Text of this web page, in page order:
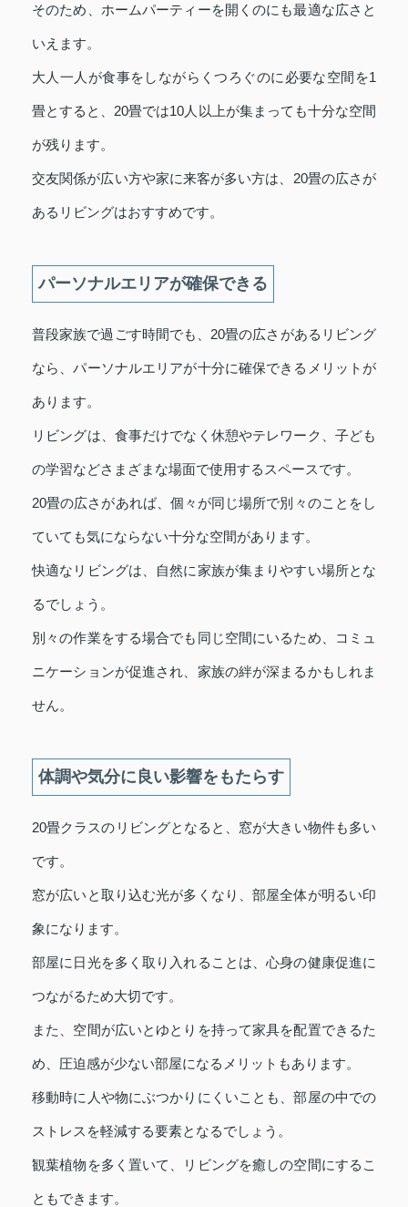
そのため、ホームパーティーを開くのにも最適な広さと
いえます。
大人一人が食事をしながらくつろぐのに必要な空間を1
畳とすると、20畳では10人以上が集まっても十分な空間
が残ります。
交友関係が広い方や家に来客が多い方は、20畳の広さが
あるリビングはおすすめです。
パーソナルエリアが確保できる
普段家族で過ごす時間でも、20畳の広さがあるリビング
なら、パーソナルエリアが十分に確保できるメリットが
あります。
リビングは、食事だけでなく休憩やテレワーク、子ども
の学習などさまざまな場面で使用するスペースです。
20畳の広さがあれば、個々が同じ場所で別々のことをし
ていても気にならない十分な空間があります。
快適なリビングは、自然に家族が集まりやすい場所とな
るでしょう。
別々の作業をする場合でも同じ空間にいるため、コミュ
ニケーションが促進され、家族の絆が深まるかもしれま
せん。
体調や気分に良い影響をもたらす
20畳クラスのリビングとなると、窓が大きい物件も多い
です。
窓が広いと取り込む光が多くなり、部屋全体が明るい印
象になります。
部屋に日光を多く取り入れることは、心身の健康促進に
つながるため大切です。
また、空間が広いとゆとりを持って家具を配置できるた
め、圧迫感が少ない部屋になるメリットもあります。
移動時に人や物にぶつかりにくいことも、部屋の中での
ストレスを軽減する要素となるでしょう。
観葉植物を多く置いて、リビングを癒しの空間にするこ
ともできます。